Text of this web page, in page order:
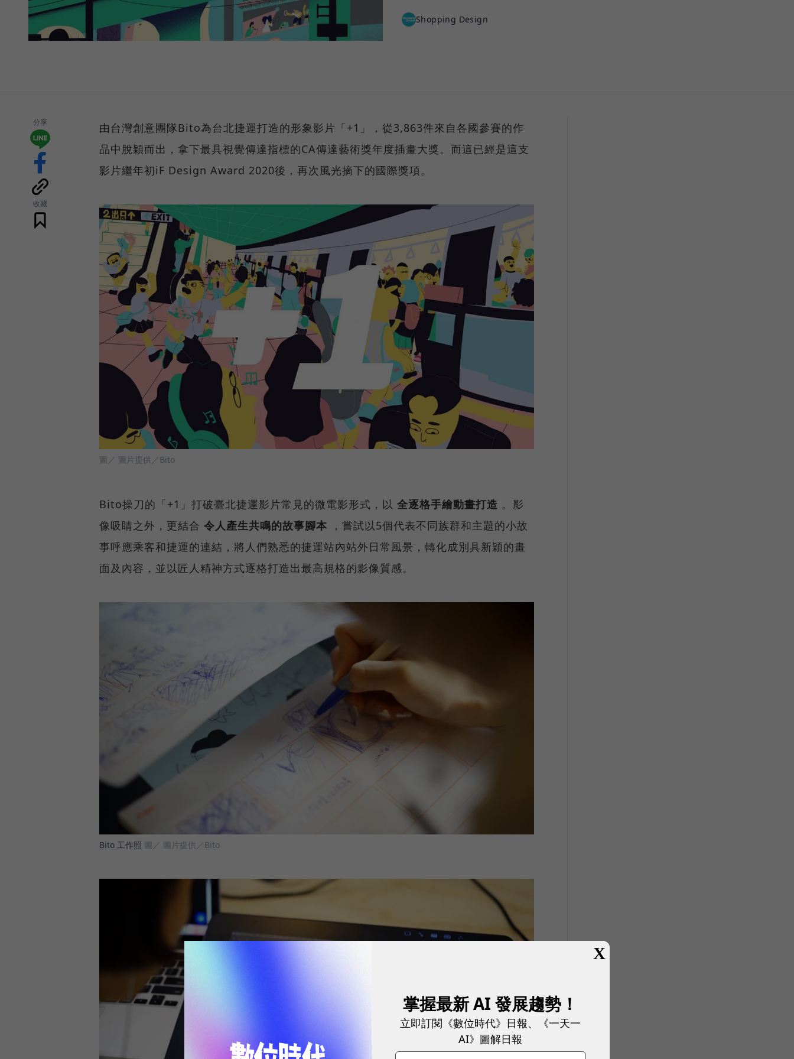
Shopping Design
分享
收藏
由台灣創意團隊Bito為台北捷運打造的形象影片「+1」，從3,863件來自各國參賽的作
品中脫穎而出，拿下最具視覺傳達指標的CA傳達藝術獎年度插畫大獎。而這已經是這支
影片繼年初iF Design Award 2020後，再次風光摘下的國際獎項。
圖／ 圖片提供／Bito
Bito操刀的「+1」打破臺北捷運影片常見的微電影形式，以 全逐格手繪動畫打造 。影
像吸睛之外，更結合 令人產生共鳴的故事腳本 ，嘗試以5個代表不同族群和主題的小故
事呼應乘客和捷運的連結，將人們熟悉的捷運站內站外日常風景，轉化成別具新穎的畫
面及內容，並以匠人精神方式逐格打造出最高規格的影像質感。
Bito 工作照 圖／ 圖片提供／Bito
X
掌握最新 AI 發展趨勢！
立即訂閱《數位時代》日報、《一天一
AI》圖解日報